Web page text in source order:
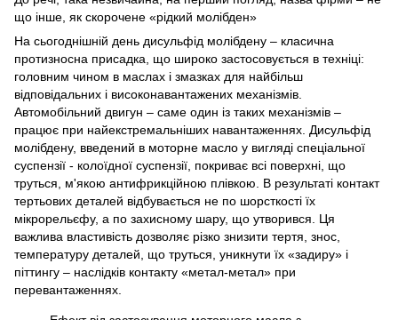
що інше, як скорочене «рідкий молібден»
На сьогоднішній день дисульфід молібдену – класична
протизносна присадка, що широко застосовується в техніці:
головним чином в маслах і змазках для найбільш
відповідальних і високонавантажених механізмів.
Автомобільний двигун – саме один із таких механізмів –
працює при найекстремальніших навантаженнях. Дисульфід
молібдену, введений в моторне масло у вигляді спеціальної
суспензії - колоїдної суспензії, покриває всі поверхні, що
труться, м'якою антифрикційною плівкою. В результаті контакт
тертьових деталей відбувається не по шорсткості їх
мікрорельєфу, а по захисному шару, що утворився. Ця
важлива властивість дозволяє різко знизити тертя, знос,
температуру деталей, що труться, уникнути їх «задиру» і
піттингу – наслідків контакту «метал-метал» при
перевантаженнях.